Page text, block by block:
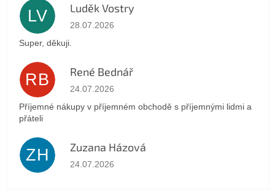
LV Luděk Vostry
Die Shop-Bewertung beträgt 5 von 5 Sternen.
28.07.2026
Super, děkuji.
RB René Bednář
Die Shop-Bewertung beträgt 5 von 5 Sternen.
24.07.2026
Příjemné nákupy v příjemném obchodě s příjemnými lidmi a
přáteli
ZH Zuzana Házová
Die Shop-Bewertung beträgt 5 von 5 Sternen.
24.07.2026